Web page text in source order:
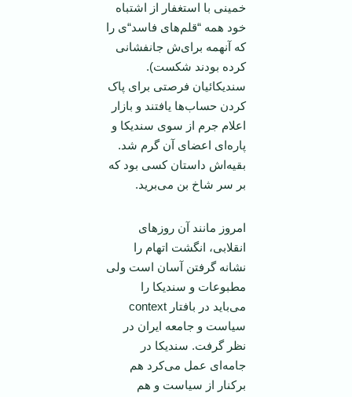
خمینی با استغفار از اشتباه
خود همه “قلم‌های فاسد“ی را
که آنهمه برای‌ش جانفشانی
کرده بودند شکست).
سندیکائیان فرصتی برای پاک
کردن حساب‌ها یافتند و بازار
اعلام جرم از سوی سندیکا و
پاره‌ای اعضای آن گرم شد.
بقیه‌اش داستان کسی بود که
بر سر شاخ بن می‌برید.
امروز مانند آن روز‌های
انقلابی، انگشت اتهام را
نشانه گرفتن آسان است ولی
مطبوعات و سندیکا را
می‌باید در بافتار context
سیاست و جامعه ‌ایران در
نظر گرفت. سندیکا در
جامه‌ای عمل می‌کرد هم
برکنار از سیاست و هم